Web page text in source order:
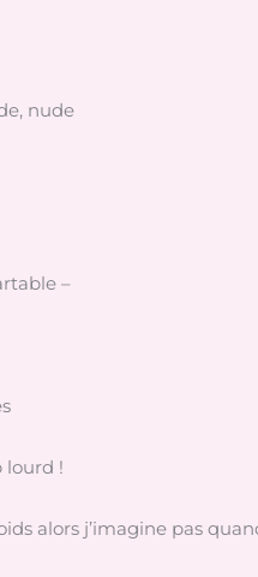
nude
–
lourd !
alors j’imagine pas